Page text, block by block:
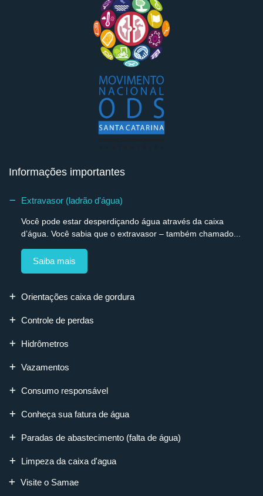
Informações importantes
Extravasor (ladrão d'água)
Você pode estar desperdiçando água através da caixa
d’água. Você sabia que o extravasor – também chamado...
Saiba mais
Orientações caixa de gordura
Controle de perdas
Hidrômetros
Vazamentos
Consumo responsável
Conheça sua fatura de água
Paradas de abastecimento (falta de água)
Limpeza da caixa d'agua
Visite o Samae